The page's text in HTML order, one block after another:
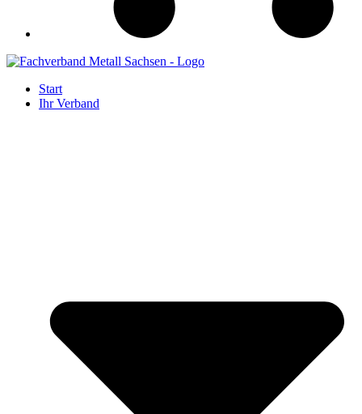
Start
Ihr Verband